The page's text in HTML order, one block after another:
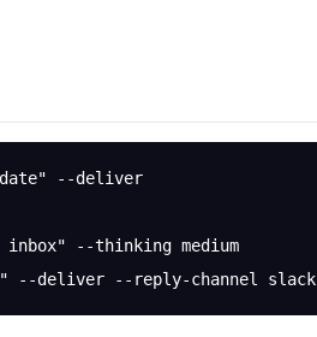
--deliver
inbox" --thinking medium
--deliver --reply-channel slack